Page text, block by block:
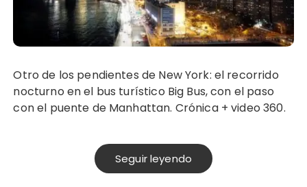
Otro de los pendientes de New York: el recorrido
nocturno en el bus turístico Big Bus, con el paso
con el puente de Manhattan. Crónica + video 360.
Seguir leyendo